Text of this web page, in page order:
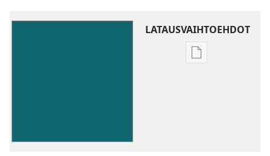
LATAUSVAIHTOEHDOT
Julkaisujen